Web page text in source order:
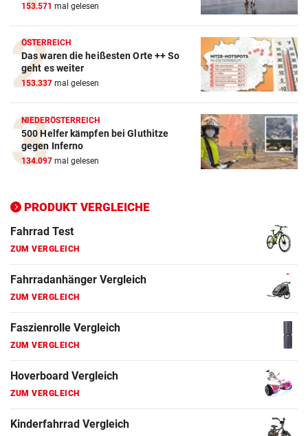
153.571 mal gelesen
ÖSTERREICH
Das waren die heißesten Orte ++ So
geht es weiter
153.337 mal gelesen
NIEDERÖSTERREICH
500 Helfer kämpfen bei Gluthitze
gegen Inferno
134.097 mal gelesen
PRODUKT VERGLEICHE
ZUM VERGLEICH
Crosstrainer Vergleich
ZUM VERGLEICH
E-Bike Vergleich
ZUM VERGLEICH
Elektro-Scooter Vergleich
ZUM VERGLEICH
ZUM VERGLEICH
Fahrrad Test
ZUM VERGLEICH
Fahrradanhänger Vergleich
ZUM VERGLEICH
Faszienrolle Vergleich
ZUM VERGLEICH
Hoverboard Vergleich
ZUM VERGLEICH
Kinderfahrrad Vergleich